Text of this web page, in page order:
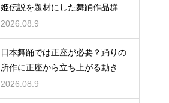
姫伝説を題材にした舞踊作品群！
鐘を使った大作の系譜を解説
2026.08.9
日本舞踊では正座が必要？踊りの
所作に正座から立ち上がる動きが
あるため基本！膝への負担と向き
合うコツも解説
2026.08.9